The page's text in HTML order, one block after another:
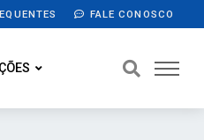
FALE CONOSCO